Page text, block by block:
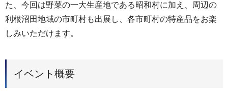
た、今回は野菜の一大生産地である昭和村に加え、周辺の
利根沼田地域の市町村も出展し、各市町村の特産品をお楽
しみいただけます。
イベント概要